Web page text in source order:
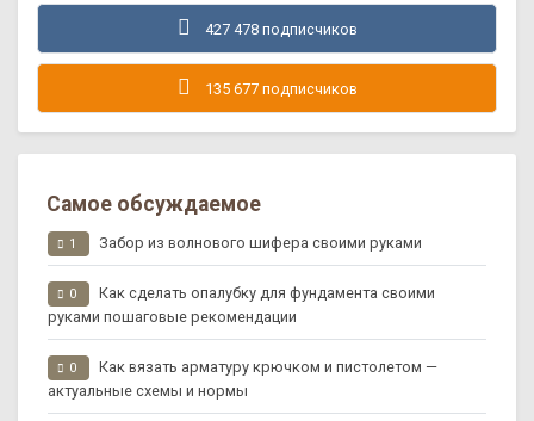
427 478 подписчиков
135 677 подписчиков
Самое обсуждаемое
1 Забор из волнового шифера своими руками
0
Как сделать опалубку для фундамента своими
руками пошаговые рекомендации
0
Как вязать арматуру крючком и пистолетом —
актуальные схемы и нормы